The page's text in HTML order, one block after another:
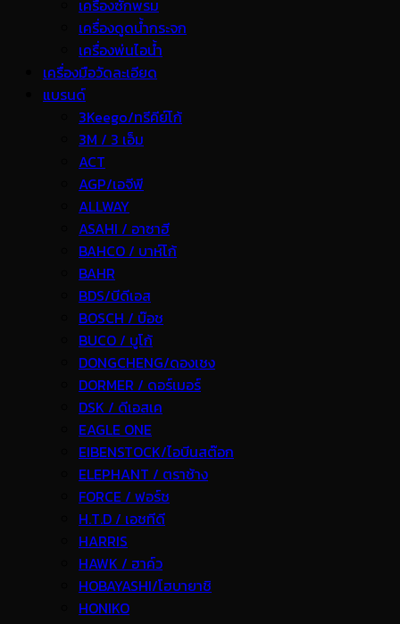
เครื่องซักพรม
เครื่องดูดน้ำกระจก
เครื่องพ่นไอน้ำ
เครื่องมือวัดละเอียด
แบรนด์
3Keego/ทรีคีย์โก้
3M / 3 เอ็ม
ACT
AGP/เอจีพี
ALLWAY
ASAHI / อาซาฮี
BAHCO / บาห์โก้
BAHR
BDS/บีดีเอส
BOSCH / บ๊อช
BUCO / บูโก้
DONGCHENG/ดองเชง
DORMER / ดอร์เมอร์
DSK / ดีเอสเค
EAGLE ONE
EIBENSTOCK/ไอบีนสต๊อก
ELEPHANT / ตราช้าง
FORCE / ฟอร์ช
H.T.D / เอชทีดี
HARRIS
HAWK / ฮาค์ว
HOBAYASHI/โฮบายาชิ
HONIKO